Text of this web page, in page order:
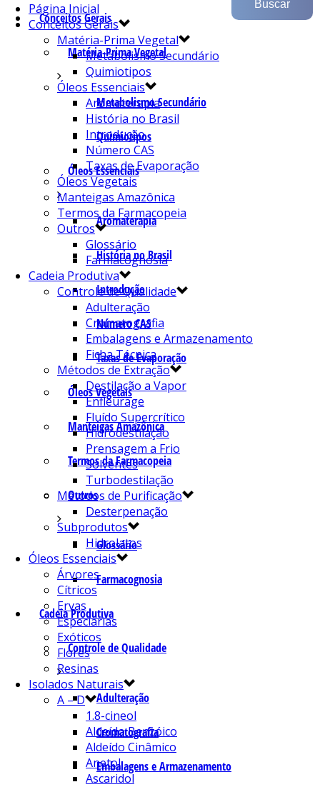
Conceitos Gerais
Matéria-Prima Vegetal
Metabolismo Secundário
Quimiotipos
Óleos Essenciais
Aromaterapia
História no Brasil
Introdução
Número CAS
Taxas de Evaporação
Óleos Vegetais
Manteigas Amazônica
Termos da Farmacopeia
Outros
Glossário
Farmacognosia
Cadeia Produtiva
Controle de Qualidade
Adulteração
Cromatografia
Embalagens e Armazenamento
Página Inicial
Conceitos Gerais
Matéria-Prima Vegetal
Metabolismo Secundário
Quimiotipos
Óleos Essenciais
Aromaterapia
História no Brasil
Introdução
Número CAS
Taxas de Evaporação
Óleos Vegetais
Manteigas Amazônica
Termos da Farmacopeia
Outros
Glossário
Farmacognosia
Cadeia Produtiva
Controle de Qualidade
Adulteração
Cromatografia
Embalagens e Armazenamento
Ficha Técnica
Métodos de Extração
Destilação a Vapor
Enfleurage
Fluído Supercrítico
Hidrodestilação
Prensagem a Frio
Solventes
Turbodestilação
Métodos de Purificação
Desterpenação
Subprodutos
Hidrolatos
Óleos Essenciais
Árvores
Cítricos
Ervas
Especiarias
Exóticos
Flores
Resinas
Isolados Naturais
A – D
1.8-cineol
Aldeído Benzóico
Aldeído Cinâmico
Anetol
Ascaridol